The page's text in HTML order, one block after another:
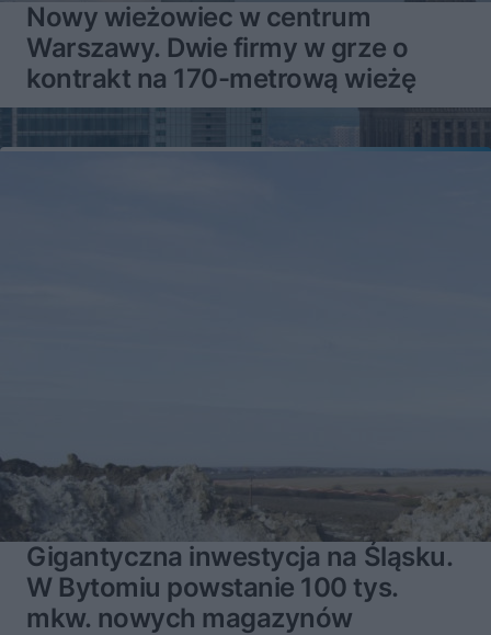
Nowy wieżowiec w centrum
Warszawy. Dwie firmy w grze o
kontrakt na 170-metrową wieżę
Gigantyczna inwestycja na Śląsku.
W Bytomiu powstanie 100 tys.
mkw. nowych magazynów